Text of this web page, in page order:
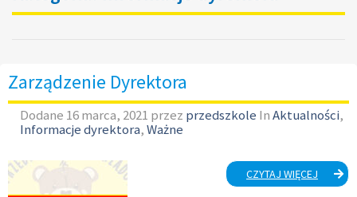
Zarządzenie Dyrektora
Dodane 16 marca, 2021 przez przedszkole InAktualności,
Informacje dyrektora,Ważne
CZYTAJ WIĘCEJ